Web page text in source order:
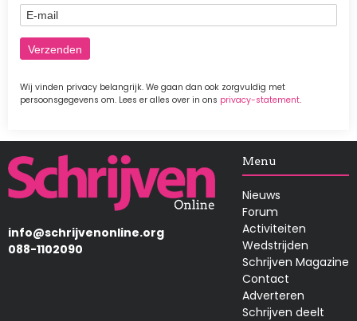
E-mail
Wij vinden privacy belangrijk. We gaan dan ook zorgvuldig met
persoonsgegevens om. Lees er alles over in ons privacy-statement.
Afbeelding
info@schrijvenonline.org
088-1102090
Menu
Nieuws
Forum
Activiteiten
Wedstrijden
Schrijven Magazine
Contact
Adverteren
Schrijven deelt